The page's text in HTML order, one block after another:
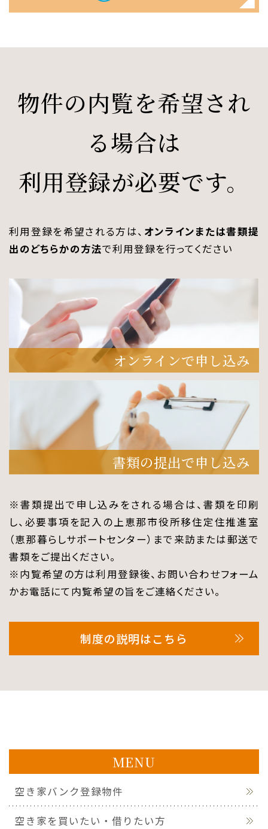
MENU
空き家バンク登録物件
空き家を買いたい・借りたい方
物件の内覧を希望され
る場合は
利用登録が必要です。
利用登録を希望される方は、 オンラインまたは書類提
出のどちらかの方法で利用登録を行ってください
オンラインで申し込み
書類の提出で申し込み
※書類提出で申し込みをされる場合は、書類を印刷
し、必要事項を記入の上恵那市役所移住定住推進室
（恵那暮らしサポートセンター）まで来訪または郵送で
書類をご提出ください。
※内覧希望の方は利用登録後、お問い合わせフォーム
かお電話にて内覧希望の旨をご連絡ください。
制度の説明はこちら